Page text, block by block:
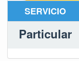
SERVICIO
Particular